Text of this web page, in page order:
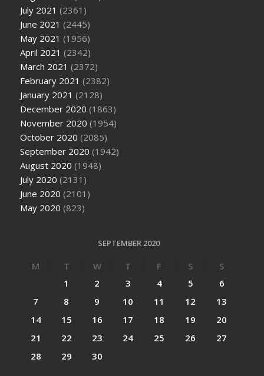
July 2021 (2361)
June 2021 (2445)
May 2021 (1956)
April 2021 (2342)
March 2021 (2372)
February 2021 (2382)
January 2021 (2128)
December 2020 (1863)
November 2020 (1954)
October 2020 (2085)
September 2020 (1942)
August 2020 (1948)
July 2020 (2131)
June 2020 (2101)
May 2020 (823)
SEPTEMBER 2020
M T W T F S
S
1
2 3 4 5
6
7
8 9 10 11 12
13
14
15 16 17 18 19
20
21
22 23 24 25 26
27
28
29 30